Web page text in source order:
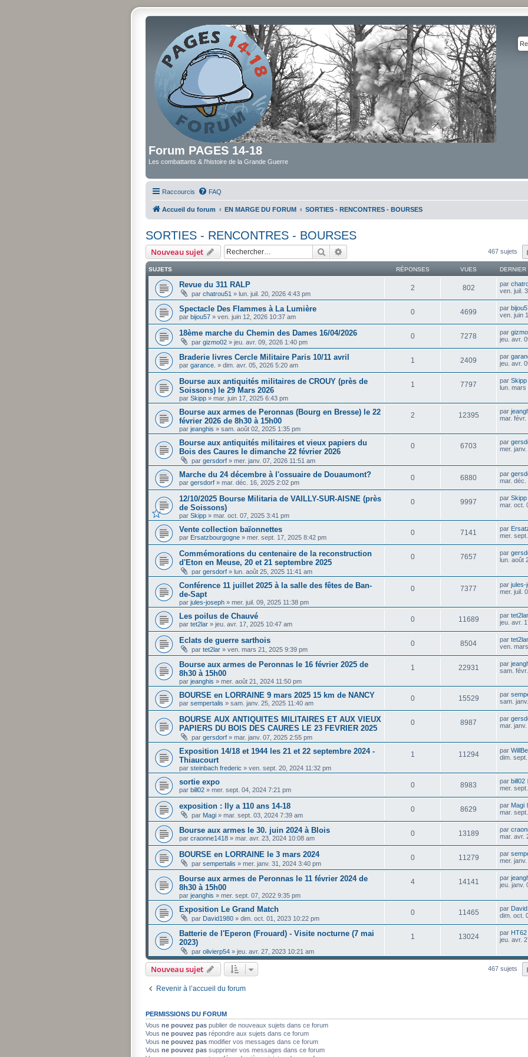
Forum PAGES 14-18
Les combattants & l'histoire de la Grande Guerre
Raccourcis FAQ
Accueil du forum EN MARGE DU FORUM SORTIES - RENCONTRES - BOURSES
SORTIES - RENCONTRES - BOURSES
Nouveau sujet Rechercher 467 sujets
SUJETS RÉPONSES VUES
Revue du 311 RALP
par chatrou51 » lun. juil. 20, 2026 4:43 pm
2 802 par
ven. juil.
Spectacle Des Flammes à La Lumière
par bijou57 » ven. juin 12, 2026 10:37 am
0 4699 par
ven. juin
18ème marche du Chemin des Dames 16/04/2026
par gizmo02 » jeu. avr. 09, 2026 1:40 pm
0 7278 par
jeu. avr.
Braderie livres Cercle Militaire Paris 10/11 avril
par garance. » dim. avr. 05, 2026 5:20 am
1 2409 par
jeu. avr.
Bourse aux antiquités militaires de CROUY (près de
Soissons) le 29 Mars 2026
par Skipp » mar. juin 17, 2025 6:43 pm
1 7797 par Skipp
lun. mars
Bourse aux armes de Peronnas (Bourg en Bresse) le 22
février 2026 de 8h30 à 15h00
par jeanghis » sam. août 02, 2025 1:35 pm
2 12395 par
mar. févr.
Bourse aux antiquités militaires et vieux papiers du
Bois des Caures le dimanche 22 février 2026
par gersdorf » mer. janv. 07, 2026 11:51 am
0 6703 par
mer.
Marche du 24 décembre à l'ossuaire de Douaumont?
par gersdorf » mar. déc. 16, 2025 2:02 pm
0 6880 par
mar. déc.
12/10/2025 Bourse Militaria de VAILLY-SUR-AISNE (près
de Soissons)
par Skipp » mar. oct. 07, 2025 3:41 pm
0 9997 par Skipp
mar. oct.
Vente collection baïonnettes
par Ersatzbourgogne » mer. sept. 17, 2025 8:42 pm
0 7141 par
mer.
Commémorations du centenaire de la reconstruction
d'Eton en Meuse, 20 et 21 septembre 2025
par gersdorf » lun. août 25, 2025 11:41 am
0 7657 par
lun. août
Conférence 11 juillet 2025 à la salle des fêtes de Ban-
de-Sapt
par jules-joseph » mer. juil. 09, 2025 11:38 pm
0 7377 par jules-
mer. juil.
Les poilus de Chauvé
par tet2lar » jeu. avr. 17, 2025 10:47 am
0 11689 par tet2lar
jeu. avr.
Eclats de guerre sarthois
par tet2lar » ven. mars 21, 2025 9:39 pm
0 8504 par tet2lar
ven.
Bourse aux armes de Peronnas le 16 février 2025 de
8h30 à 15h00
par jeanghis » mer. août 21, 2024 11:50 pm
1 22931 par
sam.
BOURSE en LORRAINE 9 mars 2025 15 km de NANCY
par sempertalis » sam. janv. 25, 2025 11:40 am
0 15529 par
sam.
BOURSE AUX ANTIQUITES MILITAIRES ET AUX VIEUX
PAPIERS DU BOIS DES CAURES LE 23 FEVRIER 2025
par gersdorf » mar. janv. 07, 2025 2:55 pm
0 8987 par
mar.
Exposition 14/18 et 1944 les 21 et 22 septembre 2024 -
Thiaucourt
par steinbach frederic » ven. sept. 20, 2024 11:32 pm
1 11294 par
dim.
sortie expo
par bill02 » mer. sept. 04, 2024 7:21 pm
0 8983 par bill02
mer.
exposition : Ily a 110 ans 14-18
par Magi » mar. sept. 03, 2024 7:39 am
0 8629 par Magi
mar.
Bourse aux armes le 30. juin 2024 à Blois
par craonne1418 » mar. avr. 23, 2024 10:08 am
0 13189 par
mar. avr.
BOURSE en LORRAINE le 3 mars 2024
par sempertalis » mer. janv. 31, 2024 3:40 pm
0 11279 par
mer.
Bourse aux armes de Peronnas le 11 février 2024 de
8h30 à 15h00
par jeanghis » mer. sept. 07, 2022 9:35 pm
4 14141 par
jeu. janv.
Exposition Le Grand Match
par David1980 » dim. oct. 01, 2023 10:22 pm
0 11465 par
dim. oct.
Batterie de l'Eperon (Frouard) - Visite nocturne (7 mai
2023)
par olivierp54 » jeu. avr. 27, 2023 10:21 am
1 13024 par HT62
jeu. avr.
Nouveau sujet 467 sujets
Revenir à l’accueil du forum
PERMISSIONS DU FORUM
Vous ne pouvez pas publier de nouveaux sujets dans ce forum
Vous ne pouvez pas répondre aux sujets dans ce forum
Vous ne pouvez pas modifier vos messages dans ce forum
Vous ne pouvez pas supprimer vos messages dans ce forum